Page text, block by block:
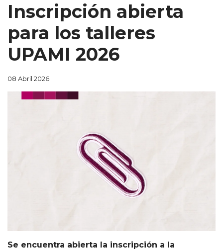
Inscripción abierta
para los talleres
UPAMI 2026
08 Abril 2026
Se encuentra abierta la inscripción a la